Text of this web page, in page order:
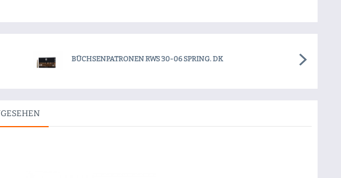
BÜCHSENPATRONEN RWS 30-06 SPRING. DK